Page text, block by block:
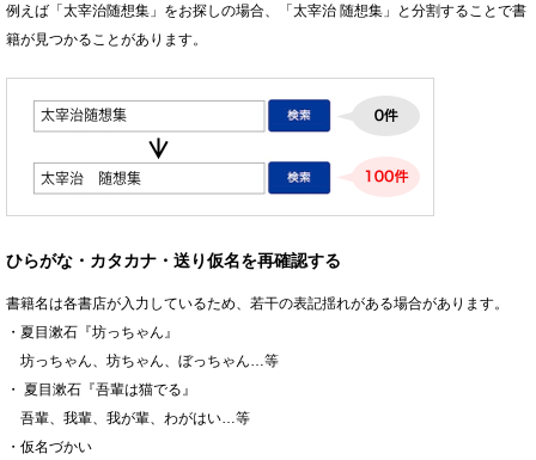
例えば「太宰治随想集」をお探しの場合、「太宰治 随想集」と分割することで書
籍が見つかることがあります。
ひらがな・カタカナ・送り仮名を再確認する
書籍名は各書店が入力しているため、若干の表記揺れがある場合があります。
・夏目漱石『坊っちゃん』
坊っちゃん、坊ちゃん、ぼっちゃん…等
・ 夏目漱石『吾輩は猫でる』
吾輩、我輩、我が輩、わがはい…等
・仮名づかい